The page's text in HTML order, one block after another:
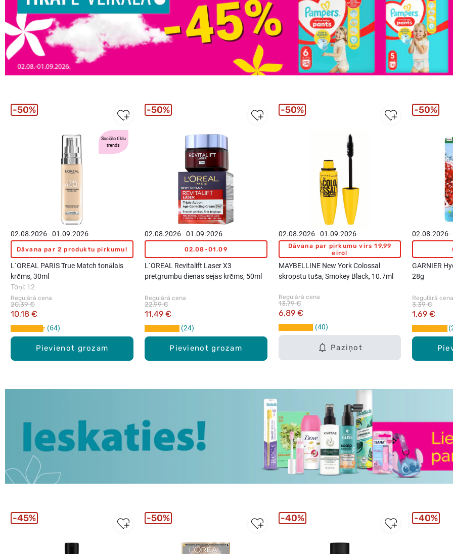
Sociālo tīklu
trends
Pievienot grozam
02.08.2026 - 01.09.2026
Dāvana par 2 produktu pirkumu!
L`OREAL PARIS True Match tonālais
krēms, 30ml
Regulārā cena
10,18 €
20,39 €
Toņi: 12
64
50%
Pievienot grozam
02.08.2026 - 01.09.2026
02.08-01.09
L`OREAL Revitalift Laser X3
pretgrumbu dienas sejas krēms, 50ml
Regulārā cena
11,49 €
22,99 €
24
50%
Paziņot
02.08.2026 - 01.09.2026
Dāvana par pirkumu virs 19,99
eiro!
MAYBELLINE New York Colossal
skropstu tuša, Smokey Black, 10.7ml
Regulārā cena
6,89 €
13,79 €
40
50%
02.08.2026
GARNIER
28g
Regulārā
1,69 €
3,39 €
50%
45% 50% 40% 40%